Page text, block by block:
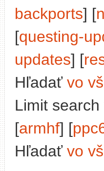
backports] [
[questing-
updates] [
Hľadať vo
Limit
[armhf] [
Hľadať vo